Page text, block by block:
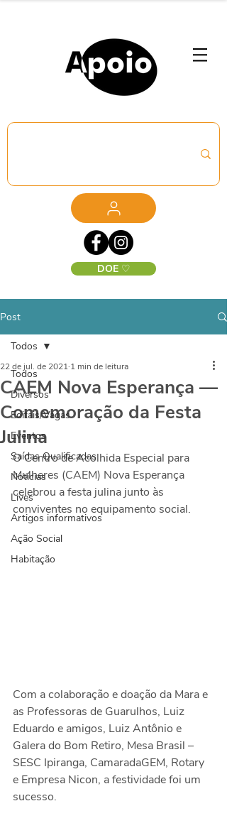
DOE ♡
Post
Todos
Diversos
Editais/Vagas
Eventos
Saídas Qualificadas
Notícias
Lives
Artigos informativos
Ação Social
Habitação
Todos
CAEM Nova Esperança —
Comemoração da Festa
Julina
22 de jul. de 2021 1 min de leitura
O Centro de Acolhida Especial para
Mulheres (CAEM) Nova Esperança
celebrou a festa julina junto às
conviventes no equipamento social.
Com a colaboração e doação da Mara e
as Professoras de Guarulhos, Luiz
Eduardo e amigos, Luiz Antônio e
Galera do Bom Retiro, Mesa Brasil –
SESC Ipiranga, CamaradaGEM, Rotary
e Empresa Nicon, a festividade foi um
sucesso.